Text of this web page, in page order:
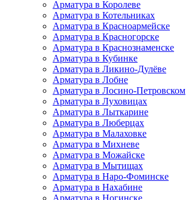
Арматура в Королеве
Арматура в Котельниках
Арматура в Красноармейске
Арматура в Красногорске
Арматура в Краснознаменске
Арматура в Кубинке
Арматура в Ликино-Дулёве
Арматура в Лобне
Арматура в Лосино-Петровском
Арматура в Луховицах
Арматура в Лыткарине
Арматура в Люберцах
Арматура в Малаховке
Арматура в Михневе
Арматура в Можайске
Арматура в Мытищах
Арматура в Наро-Фоминске
Арматура в Нахабине
Арматура в Ногинске